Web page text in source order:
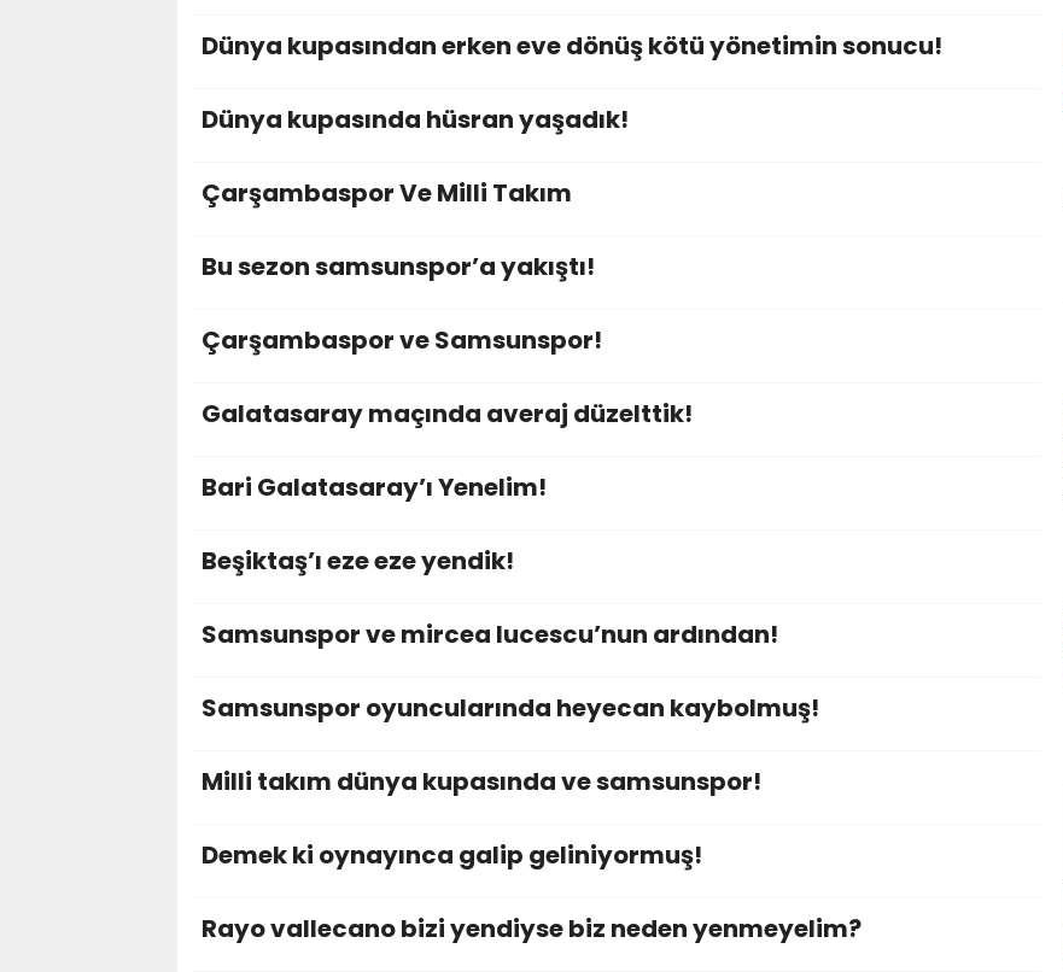
Dünya kupasından erken eve dönüş kötü yönetimin sonucu!
Dünya kupasında hüsran yaşadık!
Çarşambaspor Ve Milli Takım
Bu sezon samsunspor’a yakıştı!
Çarşambaspor ve Samsunspor!
Galatasaray maçında averaj düzelttik!
Bari Galatasaray’ı Yenelim!
Beşiktaş’ı eze eze yendik!
Samsunspor ve mircea lucescu’nun ardından!
Samsunspor oyuncularında heyecan kaybolmuş!
Milli takım dünya kupasında ve samsunspor!
Demek ki oynayınca galip geliniyormuş!
Rayo vallecano bizi yendiyse biz neden yenmeyelim?